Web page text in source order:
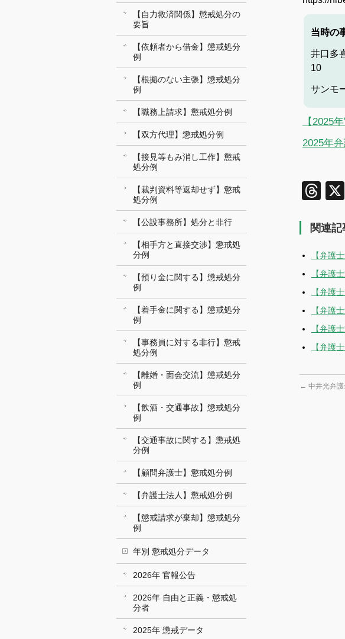
当時の
井口多
10
サンモ
【2025
2025年
関連記
【弁護
【弁護
【弁護
【弁護
【弁護
【弁護
← 中井光弁
【自力救済関係】懲戒処分の
要旨
【依頼者から借金】懲戒処分
例
【根拠のない主張】懲戒処分
例
【職務上請求】懲戒処分例
【双方代理】懲戒処分例
【接見等もみ消し工作】懲戒
処分例
【裁判資料等返却せず】懲戒
処分例
【公設事務所】処分と非行
【相手方と直接交渉】懲戒処
分例
【預り金に関する】懲戒処分
例
【着手金に関する】懲戒処分
例
【事務員に対する非行】懲戒
処分例
【離婚・面会交流】懲戒処分
例
【飲酒・交通事故】懲戒処分
例
【交通事故に関する】懲戒処
分例
【顧問弁護士】懲戒処分例
【弁護士法人】懲戒処分例
【懲戒請求が棄却】懲戒処分
例
年別 懲戒処分データ
2026年 官報公告
2026年 自由と正義・懲戒処
分者
2025年 懲戒データ